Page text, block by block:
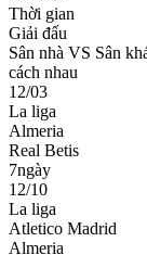
Thời gian
Giải đấu
Sân nhà VS Sân
cách nhau
12/03
La liga
Almeria
Real Betis
7ngày
12/10
La liga
Atletico Madrid
Almeria